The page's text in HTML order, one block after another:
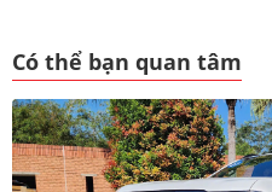
Có thể bạn quan tâm